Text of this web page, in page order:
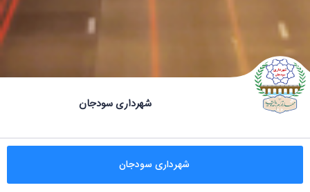
شهرداری سودجان
شهرداری سودجان